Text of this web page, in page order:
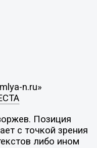
n.ru»
Позиция
с точкой зрения
либо ином